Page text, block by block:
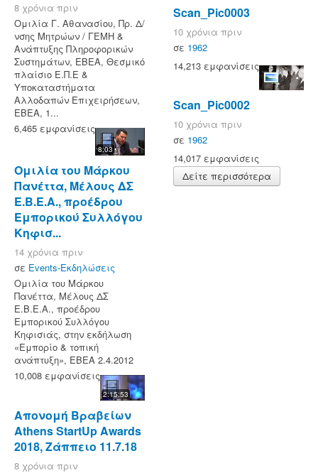
8 χρόνια πριν
Ομιλία Γ. Αθανασίου, Πρ. Δ/
νσης Μητρώων / ΓΕΜΗ &
Ανάπτυξης Πληροφορικών
Συστημάτων, ΕΒΕΑ, Θεσμικό
πλαίσιο Ε.Π.Ε &
Υποκαταστήματα
Αλλοδαπών Επιχειρήσεων,
ΕΒΕΑ, 1...
6,465 εμφανίσεις
8:03
Ομιλία του Μάρκου
Πανέττα, Μέλους ΔΣ
Ε.Β.Ε.Α., προέδρου
Εμπορικού Συλλόγου
Κηφισ...
14 χρόνια πριν
σε Events-Εκδηλώσεις
Ομιλία του Μάρκου
Πανέττα, Μέλους ΔΣ
Ε.Β.Ε.Α., προέδρου
Εμπορικού Συλλόγου
Κηφισιάς, στην εκδήλωση
«Εμπορίο & τοπική
ανάπτυξη», ΕΒΕΑ 2.4.2012
10,008 εμφανίσεις
2:15:53
Απονομή Βραβείων
Athens StartUp Awards
2018, Ζάππειο 11.7.18
8 χρόνια πριν
Scan_Pic0003
10 χρόνια πριν
σε 1962
14,213 εμφανίσεις
Scan_Pic0002
10 χρόνια πριν
σε 1962
14,017 εμφανίσεις
Δείτε περισσότερα